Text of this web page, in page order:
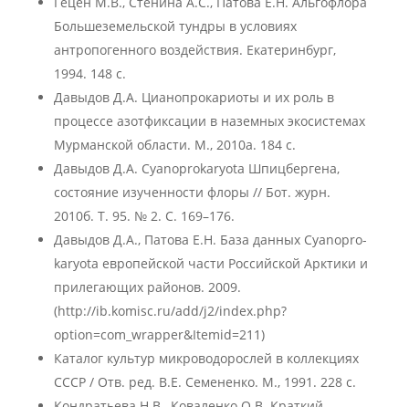
Большеземельской тундры в условиях
антропогенного воздействия. Екатеринбург,
1994. 148 с.
Давыдов Д.А. Цианопрокариоты и их роль в
процессе азотфиксации в наземных экосистемах
Мурманской области. М., 2010а. 184 с.
Давыдов Д.А. Cyanoprokaryota Шпицбергена,
состояние изученности флоры // Бот. журн.
2010б. Т. 95. № 2. С. 169–176.
Давыдов Д.А., Патова Е.Н. База данных Cyanopro-
karyota европейской части Российской Арктики и
прилегающих районов. 2009.
(http://ib.komisc.ru/add/j2/index.php?
option=com_wrapper&Itemid=211)
Каталог культур микроводорослей в коллекциях
СССР / Отв. ред. В.Е. Семененко. М., 1991. 228 с.